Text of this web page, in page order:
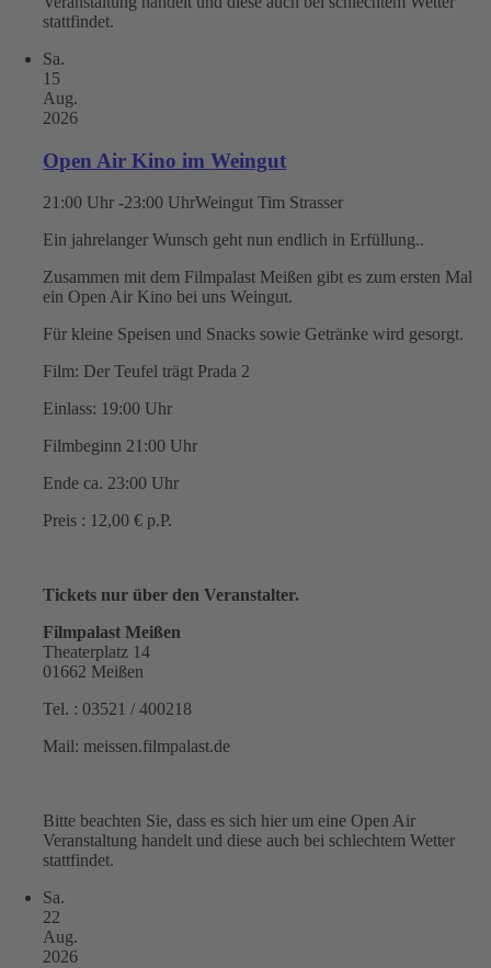
stattfindet.
Sa.
15
Aug.
2026
Open Air Kino im Weingut
21:00 Uhr -23:00 UhrWeingut Tim Strasser
Ein jahrelanger Wunsch geht nun endlich in Erfüllung..
Zusammen mit dem Filmpalast Meißen gibt es zum ersten Mal
ein Open Air Kino bei uns Weingut.
Für kleine Speisen und Snacks sowie Getränke wird gesorgt.
Film: Der Teufel trägt Prada 2
Einlass: 19:00 Uhr
Filmbeginn 21:00 Uhr
Ende ca. 23:00 Uhr
Preis : 12,00 € p.P.
Tickets nur über den Veranstalter.
Filmpalast Meißen
Theaterplatz 14
01662 Meißen
Tel. : 03521 / 400218
Mail: meissen.filmpalast.de
Bitte beachten Sie, dass es sich hier um eine Open Air
Veranstaltung handelt und diese auch bei schlechtem Wetter
stattfindet.
Sa.
22
Aug.
2026